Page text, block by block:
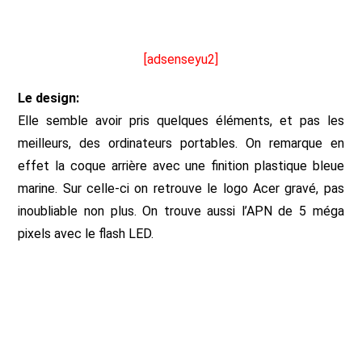
[adsenseyu2]
Le design:
Elle semble avoir pris quelques éléments, et pas les
meilleurs, des ordinateurs portables. On remarque en
effet la coque arrière avec une finition plastique bleue
marine. Sur celle-ci on retrouve le logo Acer gravé, pas
inoubliable non plus. On trouve aussi l’APN de 5 méga
pixels avec le flash LED.